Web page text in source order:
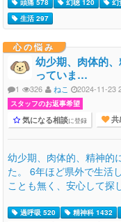
生活 297
心の悩み
幼少期、肉体的
っていま…
1 326 ねこ 2024-11-23
スタッフのお返事希望
気になる相談に登録 共
幼少期、肉体的、精神的
た。 6年ほど県外で生活
ことも無く、安心して探
過呼吸 520 精神科 1432